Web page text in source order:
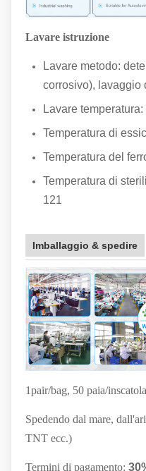
Lavare istruzione
Lavare metodo:
corrosivo), lavaggio
Lavare
Temperatura di
Temperatura del
Temperatura di
121
Imballaggio & spedire
1pair/bag, 50 paia/
Spedendo dal mare,
TNT ecc.)
Termini di pagamento: